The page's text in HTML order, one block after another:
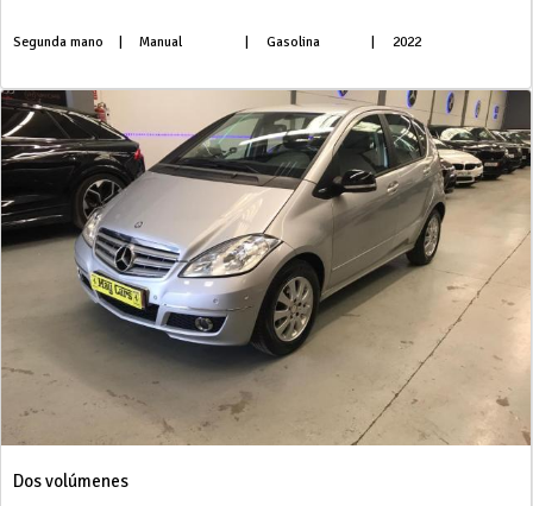
Segunda mano Manual Gasolina 2022
Dos volúmenes